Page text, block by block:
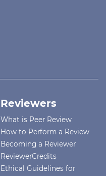
Reviewers
What is Peer Review
How to Perform a Review
Becoming a Reviewer
ReviewerCredits
Ethical Guidelines for